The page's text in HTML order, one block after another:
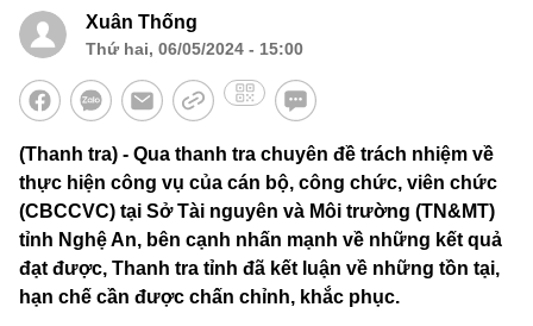
Xuân Thống
Thứ hai, 06/05/2024 - 15:00
(Thanh tra) - Qua thanh tra chuyên đề trách nhiệm về
thực hiện công vụ của cán bộ, công chức, viên chức
(CBCCVC) tại Sở Tài nguyên và Môi trường (TN&MT)
tỉnh Nghệ An, bên cạnh nhấn mạnh về những kết quả
đạt được, Thanh tra tỉnh đã kết luận về những tồn tại,
hạn chế cần được chấn chỉnh, khắc phục.